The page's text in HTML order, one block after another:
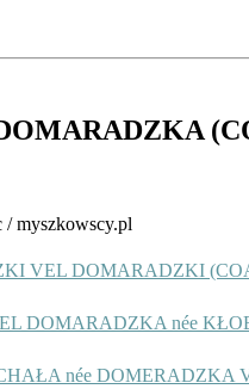
/ myszkowscy.pl
VEL DOMARADZKI
DOMARADZKA née
née